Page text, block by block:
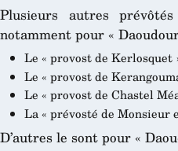
Plusieurs autres
notamment pour «
Le « provost de Kerlosquet
Le « provost de
Le « provost de Chastel
La « prévosté de Monsieur
D’autres le sont pour «